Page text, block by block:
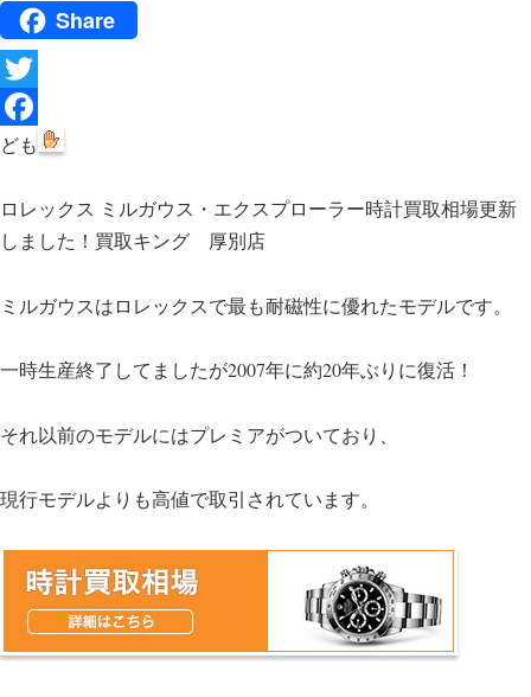
Share
T
w
t
e
F
c
e
b
o
ども
ロレックス ミルガウス・エクスプローラー時計買取相場更新
しました！買取キング 厚別店
ミルガウスはロレックスで最も耐磁性に優れたモデルです。
一時生産終了してましたが2007年に約20年ぶりに復活！
それ以前のモデルにはプレミアがついており、
現行モデルよりも高値で取引されています。